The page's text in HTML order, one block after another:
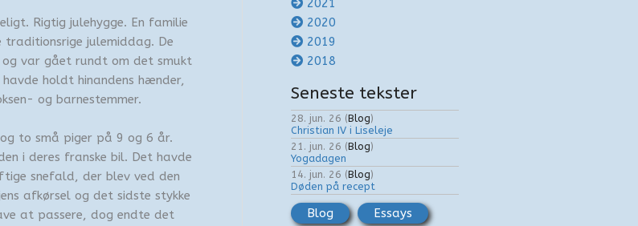
Rigtig julehygge. En familie
julemiddag. De
var gået rundt om det smukt
holdt hinandens hænder,
og barnestemmer.
to små piger på 9 og 6 år.
i deres franske bil. Det havde
snefald, der blev ved den
afkørsel og det sidste stykke
at passere, dog endte det
2021
2020
2019
2018
Seneste tekster
28. jun. 26 (Blog)
Christian IV i Liseleje
21. jun. 26 (Blog)
Yogadagen
14. jun. 26 (Blog)
Døden på recept
Blog Essays